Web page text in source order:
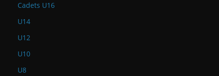
Cadets U16
U14
U12
U10
U8